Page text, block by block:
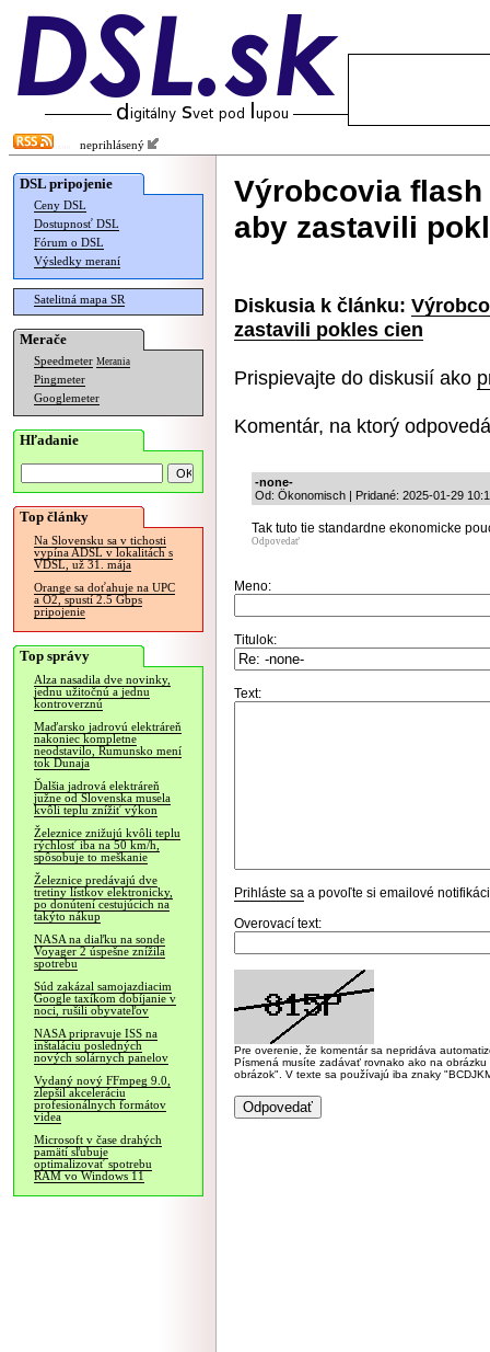
neprihlásený
DSL pripojenie
Ceny DSL
Dostupnosť DSL
Fórum o DSL
Výsledky meraní
Satelitná mapa SR
Merače
Speedmeter Merania
Pingmeter
Googlemeter
Hľadanie
Top články
Na Slovensku sa v tichosti
vypína ADSL v lokalitách s
VDSL, už 31. mája
Orange sa doťahuje na UPC
a O2, spustí 2.5 Gbps
pripojenie
Top správy
Alza nasadila dve novinky,
jednu užitočnú a jednu
kontroverznú
Maďarsko jadrovú elektráreň
nakoniec kompletne
neodstavilo, Rumunsko mení
tok Dunaja
Ďalšia jadrová elektráreň
južne od Slovenska musela
kvôli teplu znížiť výkon
Železnice znižujú kvôli teplu
rýchlosť iba na 50 km/h,
spôsobuje to meškanie
Železnice predávajú dve
tretiny lístkov elektronicky,
po donútení cestujúcich na
takýto nákup
NASA na diaľku na sonde
Voyager 2 úspešne znížila
spotrebu
Súd zakázal samojazdiacim
Google taxíkom dobíjanie v
noci, rušili obyvateľov
NASA pripravuje ISS na
inštaláciu posledných
nových solárnych panelov
Vydaný nový FFmpeg 9.0,
zlepšil akceleráciu
profesionálnych formátov
videa
Microsoft v čase drahých
pamätí sľubuje
optimalizovať spotrebu
RAM vo Windows 11
Výrobcovia
aby zastavili
Diskusia k článku:
zastavili pokles cien
Prispievajte do diskusií ako
Komentár, na ktorý
-none-
Od: Ökonomisch | Pridané: 2025-01-29
Tak tuto tie standardne ekonomicke
Odpovedať
Meno:
Titulok:
Text:
Prihláste sa a povoľte si emailové
Overovací text:
Pre overenie, že komentár sa nepridáva
Písmená musíte zadávať rovnako ako na
obrázok". V texte sa používajú iba znaky